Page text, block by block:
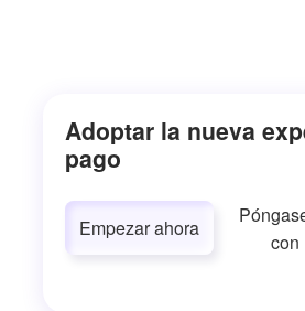
Adoptar la nueva
pago
Empezar ahora
con